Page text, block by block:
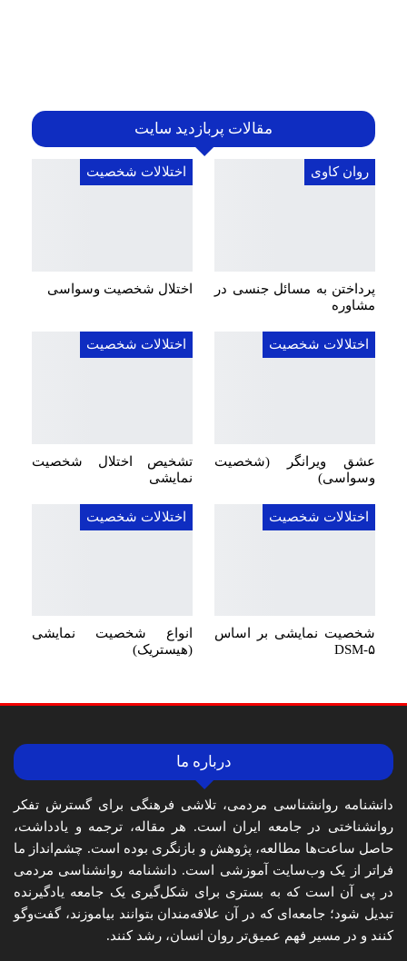
مقالات پربازدید سایت
روان کاوی
پرداختن به مسائل جنسی در
مشاوره
اختلالات شخصیت
اختلال شخصیت وسواسی
اختلالات شخصیت
عشق ویرانگر (شخصیت
وسواسی)
اختلالات شخصیت
تشخیص اختلال شخصیت
نمایشی
اختلالات شخصیت
شخصیت نمایشی بر اساس
DSM-۵
اختلالات شخصیت
انواع شخصیت نمایشی
(هیستریک)
درباره ما
دانشنامه روانشناسی مردمی، تلاشی فرهنگی برای گسترش تفکر
روانشناختی در جامعه ایران است. هر مقاله، ترجمه و یادداشت،
حاصل ساعت‌ها مطالعه، پژوهش و بازنگری بوده است. چشم‌انداز ما
فراتر از یک وب‌سایت آموزشی است. دانشنامه روانشناسی مردمی
در پی آن است که به بستری برای شکل‌گیری یک جامعه یادگیرنده
تبدیل شود؛ جامعه‌ای که در آن علاقه‌مندان بتوانند بیاموزند، گفت‌وگو
کنند و در مسیر فهم عمیق‌تر روان انسان، رشد کنند.